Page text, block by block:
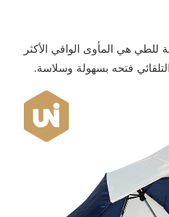
للطي هي المأوى الواقي الأكثر
فتحه بسهولة وسلاسة.